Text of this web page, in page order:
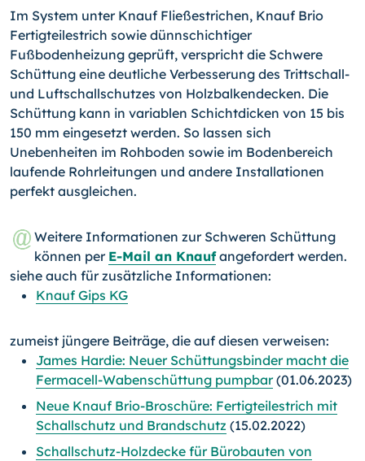
Im System unter Knauf Fließestrichen, Knauf Brio
Fertigteilestrich sowie dünnschichtiger
Fußbodenheizung geprüft, verspricht die Schwere
Schüttung eine deutliche Verbesserung des Trittschall-
und Luftschallschutzes von Holzbalkendecken. Die
Schüttung kann in variablen Schichtdicken von 15 bis
150 mm eingesetzt werden. So lassen sich
Unebenheiten im Rohboden sowie im Bodenbereich
laufende Rohrleitungen und andere Installationen
perfekt ausgleichen.
Weitere Informationen zur Schweren Schüttung
können per E-Mail an Knaufangefordert werden.
siehe auch für zusätzliche Informationen:
Knauf Gips KG
zumeist jüngere Beiträge, die auf diesen verweisen:
James Hardie: Neuer Schüttungsbinder macht die
Fermacell-Wabenschüttung pumpbar(01.06.2023)
Neue Knauf Brio-Broschüre: Fertigteilestrich mit
Schallschutz und Brandschutz (15.02.2022)
Schallschutz-Holzdecke für Bürobauten von